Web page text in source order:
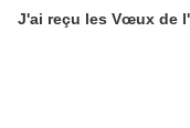
J'ai reçu les Vœux de